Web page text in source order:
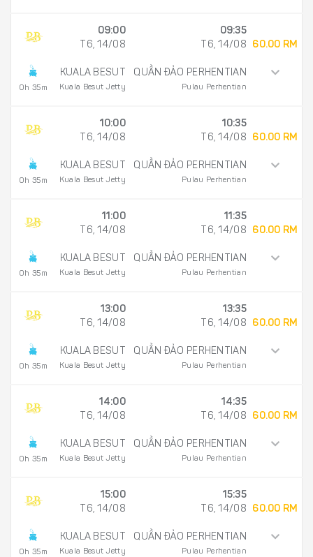
0h 35m
09:00
T6, 14/08
KUALA BESUT
Kuala Besut Jetty
09:35
T6, 14/08
QUẦN ĐẢO PERHENTIAN
Pulau Perhentian
60.00 RM
0h 35m
10:00
T6, 14/08
KUALA BESUT
Kuala Besut Jetty
10:35
T6, 14/08
QUẦN ĐẢO PERHENTIAN
Pulau Perhentian
60.00 RM
0h 35m
11:00
T6, 14/08
KUALA BESUT
Kuala Besut Jetty
11:35
T6, 14/08
QUẦN ĐẢO PERHENTIAN
Pulau Perhentian
60.00 RM
0h 35m
13:00
T6, 14/08
KUALA BESUT
Kuala Besut Jetty
13:35
T6, 14/08
QUẦN ĐẢO PERHENTIAN
Pulau Perhentian
60.00 RM
0h 35m
14:00
T6, 14/08
KUALA BESUT
Kuala Besut Jetty
14:35
T6, 14/08
QUẦN ĐẢO PERHENTIAN
Pulau Perhentian
60.00 RM
0h 35m
15:00
T6, 14/08
KUALA BESUT
Kuala Besut Jetty
15:35
T6, 14/08
QUẦN ĐẢO PERHENTIAN
Pulau Perhentian
60.00 RM